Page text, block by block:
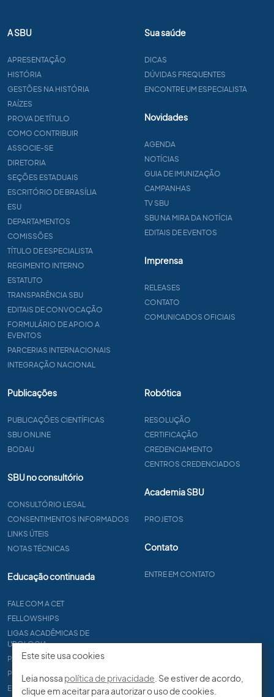
A SBU
APRESENTAÇÃO
HISTÓRIA
GESTÕES NA HISTÓRIA
RAÍZES
PROVA DE TÍTULO
COMO CONTRIBUIR
ASSOCIE-SE
DIRETORIA
SEÇÕES ESTADUAIS
ESCRITÓRIO DE BRASÍLIA
ESU
DEPARTAMENTOS
COMISSÕES
TÍTULO DE ESPECIALISTA
REGIMENTO INTERNO
ESTATUTO
TRANSPARÊNCIA SBU
EDITAIS DE CONVOCAÇÃO
FORMULÁRIO DE APOIO A
EVENTOS
PARCERIAS INTERNACIONAIS
INTEGRAÇÃO NACIONAL
Sua saúde
DICAS
DÚVIDAS FREQUENTES
ENCONTRE UM ESPECIALISTA
Novidades
AGENDA
NOTÍCIAS
GUIA DE IMUNIZAÇÃO
CAMPANHAS
TV SBU
SBU NA MIRA DA NOTÍCIA
EDITAIS DE EVENTOS
Imprensa
RELEASES
CONTATO
COMUNICADOS OFICIAIS
Publicações
PUBLICAÇÕES CIENTÍFICAS
SBU ONLINE
BODAU
SBU no consultório
CONSULTÓRIO LEGAL
CONSENTIMENTOS INFORMADOS
LINKS ÚTEIS
NOTAS TÉCNICAS
Educação continuada
FALE COM A CET
FELLOWSHIPS
LIGAS ACADÊMICAS DE
UROLOGIA
PAPER
PROCET
EDITAIS
Robótica
RESOLUÇÃO
CERTIFICAÇÃO
CREDENCIAMENTO
CENTROS CREDENCIADOS
Academia SBU
PROJETOS
Contato
ENTRE EM CONTATO
Este site usa cookies
Leia nossa política de privacidade . Se estiver de acordo,
clique em aceitar para autorizar o uso de cookies.